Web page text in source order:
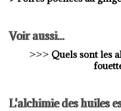
Voir aussi...
>>> Quels sont les
L'alchimie des huiles